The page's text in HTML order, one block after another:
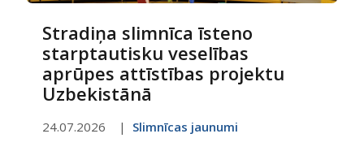
Stradiņa slimnīca īsteno
starptautisku veselības
aprūpes attīstības projektu
Uzbekistānā
24.07.2026 Slimnīcas jaunumi